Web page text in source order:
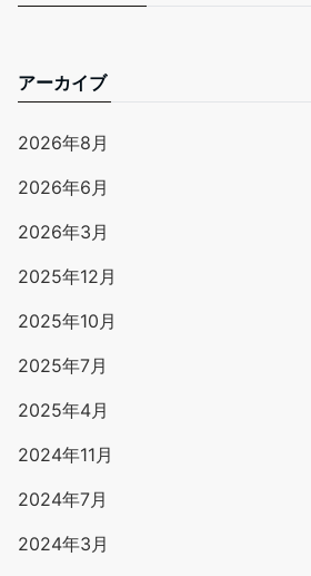
アーカイブ
2026年8月
2026年6月
2026年3月
2025年12月
2025年10月
2025年7月
2025年4月
2024年11月
2024年7月
2024年3月